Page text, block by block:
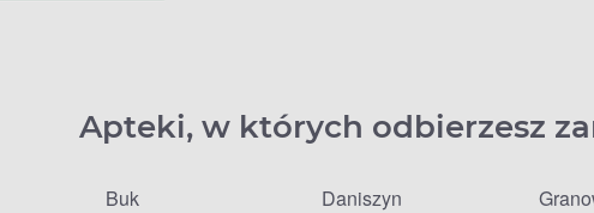
Apteki, w których odbierzesz
Buk
Daniszyn